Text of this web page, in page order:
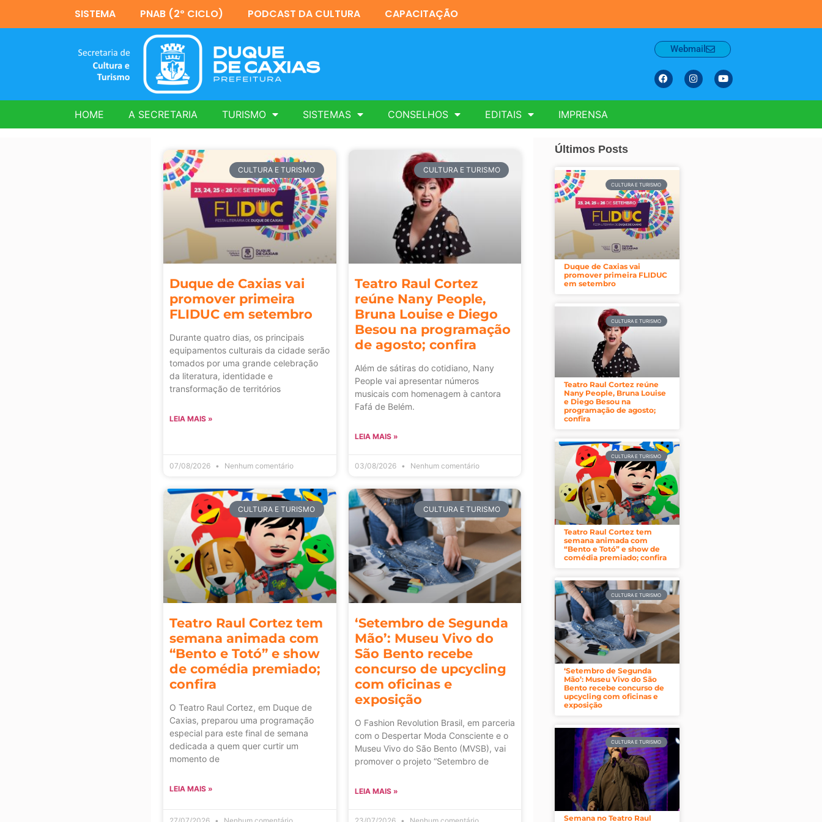
SISTEMA PNAB (2º CICLO) PODCAST DA CULTURA CAPACITAÇÃO
Webmail
HOME A SECRETARIA TURISMO SISTEMAS CONSELHOS EDITAIS IMPRENSA
CULTURA E TURISMO
Duque de Caxias vai
promover primeira
FLIDUC em setembro
Durante quatro dias, os principais
equipamentos culturais da cidade serão
tomados por uma grande celebração
da literatura, identidade e
transformação de territórios
LEIA MAIS »
07/08/2026 Nenhum comentário
CULTURA E TURISMO
Teatro Raul Cortez
reúne Nany People,
Bruna Louise e Diego
Besou na programação
de agosto; confira
Além de sátiras do cotidiano, Nany
People vai apresentar números
musicais com homenagem à cantora
Fafá de Belém.
LEIA MAIS »
03/08/2026 Nenhum comentário
CULTURA E TURISMO
Teatro Raul Cortez tem
semana animada com
“Bento e Totó” e show
de comédia premiado;
confira
O Teatro Raul Cortez, em Duque de
Caxias, preparou uma programação
especial para este final de semana
dedicada a quem quer curtir um
momento de
LEIA MAIS »
CULTURA E TURISMO
‘Setembro de Segunda
Mão’: Museu Vivo do
São Bento recebe
concurso de upcycling
com oficinas e
exposição
O Fashion Revolution Brasil, em parceria
com o Despertar Moda Consciente e o
Museu Vivo do São Bento (MVSB), vai
promover o projeto “Setembro de
LEIA MAIS »
Últimos Posts
CULTURA E TURISMO
Duque de Caxias vai
promover primeira FLIDUC
em setembro
CULTURA E TURISMO
Teatro Raul Cortez reúne
Nany People, Bruna Louise
e Diego Besou na
programação de agosto;
confira
CULTURA E TURISMO
Teatro Raul Cortez tem
semana animada com
“Bento e Totó” e show de
comédia premiado; confira
CULTURA E TURISMO
‘Setembro de Segunda
Mão’: Museu Vivo do São
Bento recebe concurso de
upcycling com oficinas e
exposição
CULTURA E TURISMO
Semana no Teatro Raul